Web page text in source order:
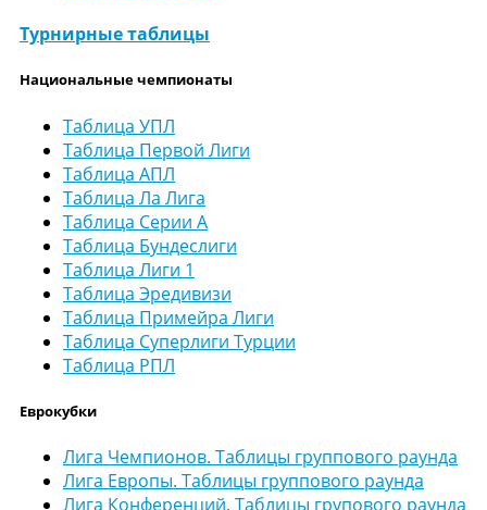
Турнирные таблицы
Национальные чемпионаты
Таблица УПЛ
Таблица Первой Лиги
Таблица АПЛ
Таблица Ла Лига
Таблица Серии А
Таблица Бундеслиги
Таблица Лиги 1
Таблица Эредивизи
Таблица Примейра Лиги
Таблица Суперлиги Турции
Таблица РПЛ
Еврокубки
Лига Чемпионов. Таблицы группового раунда
Лига Европы. Таблицы группового раунда
Лига Конференций. Таблицы групового раунда